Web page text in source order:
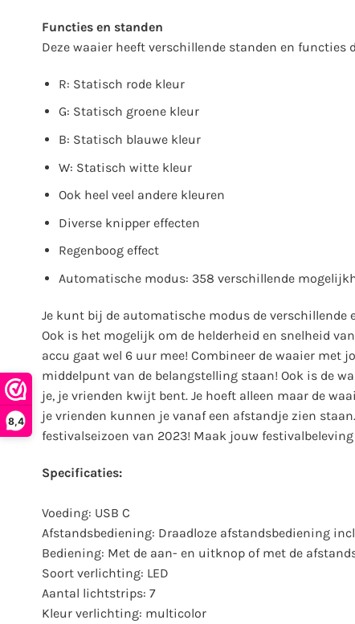
8,4
Functies en standen
Deze waaier heeft verschillende standen en
R: Statisch rode kleur
G: Statisch groene kleur
B: Statisch blauwe kleur
W: Statisch witte kleur
Ook heel veel andere kleuren
Diverse knipper effecten
Regenboog effect
Automatische modus: 358 verschillende
Je kunt bij de automatische modus de verschillende
Ook is het mogelijk om de helderheid en snelheid
accu gaat wel 6 uur mee! Combineer de waaier
middelpunt van de belangstelling staan! Ook is de
je, je vrienden kwijt bent. Je hoeft alleen maar de
je vrienden kunnen je vanaf een afstandje zien
festivalseizoen van 2023! Maak jouw
Specificaties:
Voeding: USB C
Afstandsbediening: Draadloze afstandsbediening
Bediening: Met de aan- en uitknop of met de
Soort verlichting: LED
Aantal lichtstrips: 7
Kleur verlichting: multicolor